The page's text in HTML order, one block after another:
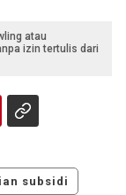
atau
izin tertulis dari
subsidi